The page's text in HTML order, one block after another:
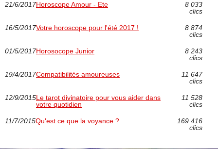
21/6/2017Horoscope Amour - Ete
8 033
clics
16/5/2017Votre horoscope pour l'été 2017 !
8 874
clics
01/5/2017Horosocope Junior
8 243
clics
19/4/2017Compatibilités amoureuses
11 647
clics
12/9/2015Le tarot divinatoire pour vous aider dans
votre quotidien
11 528
clics
11/7/2015Qu'est ce que la voyance ?
169 416
clics